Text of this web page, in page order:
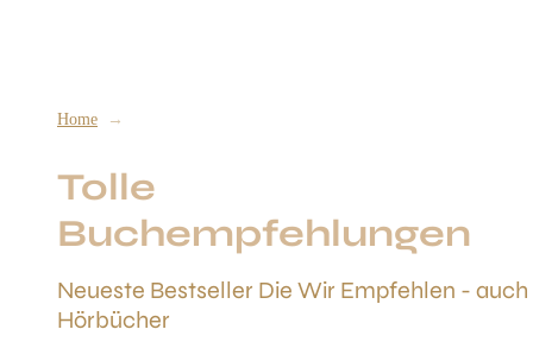
Home
Tolle
Buchempfehlungen
Neueste Bestseller Die Wir Empfehlen - auch
Hörbücher